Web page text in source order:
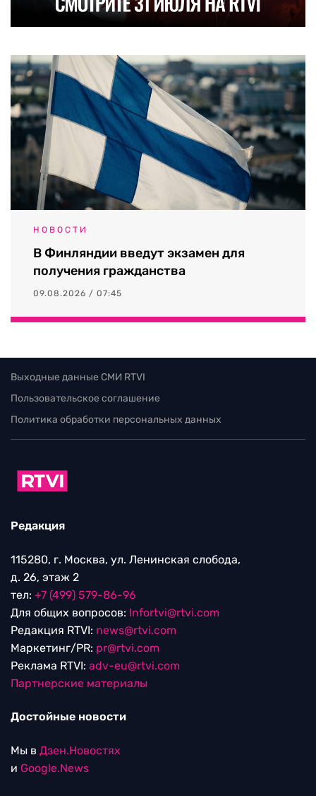
НОВОСТИ
В Финляндии введут экзамен для
получения гражданства
09.08.2026 / 07:45
Выходные данные СМИ RTVI
Пользовательское соглашение
Политика обработки персональных данных
Редакция
115280, г. Москва, ул. Ленинская слобода,
д. 26, этаж 2
тел: +7 (499) 579-86-96
Для общих вопросов: Infortvi@rtvi.com
Редакция RTVI: news@rtvi.com
Маркетинг/PR: pr@rtvi.com
Реклама RTVI: adv-eu@rtvi.com
Партнерские материалы
Достойные новости
Мы в Дзен.Новостях
и Google.News